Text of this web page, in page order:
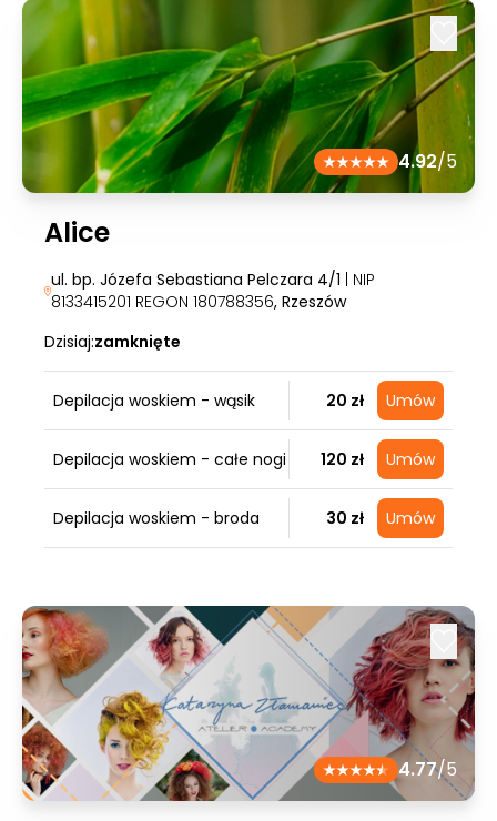
4.92/5
Alice
ul. bp. Józefa Sebastiana Pelczara 4/1 | NIP
8133415201 REGON 180788356, Rzeszów
Dzisiaj:zamknięte
Depilacja woskiem - wąsik 20 zł Umów
Depilacja woskiem - całe nogi 120 zł Umów
Depilacja woskiem - broda 30 zł Umów
4.77/5